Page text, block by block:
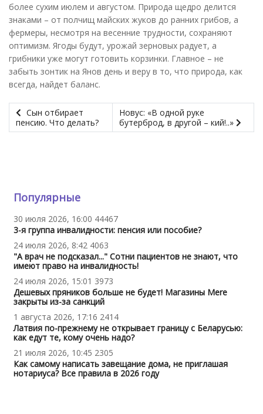
более сухим июлем и августом. Природа щедро делится
знаками – от полчищ майских жуков до ранних грибов, а
фермеры, несмотря на весенние трудности, сохраняют
оптимизм. Ягоды будут, урожай зерновых радует, а
грибники уже могут готовить корзинки. Главное – не
забыть зонтик на Янов день и веру в то, что природа, как
всегда, найдет баланс.
Сын отбирает
пенсию. Что делать?
Новус: «В одной руке
бутерброд, в другой – кий!..»
Популярные
30 июля 2026, 16:00 44467
3-я группа инвалидности: пенсия или пособие?
24 июля 2026, 8:42 4063
"А врач не подсказал..." Сотни пациентов не знают, что
имеют право на инвалидность!
24 июля 2026, 15:01 3973
Дешевых пряников больше не будет! Магазины Mere
закрыты из-за санкций
1 августа 2026, 17:16 2414
Латвия по-прежнему не открывает границу с Беларусью:
как едут те, кому очень надо?
21 июля 2026, 10:45 2305
Как самому написать завещание дома, не приглашая
нотариуса? Все правила в 2026 году